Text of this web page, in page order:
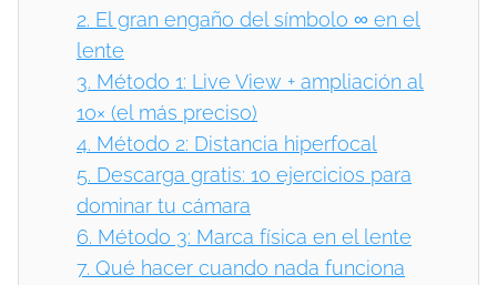
2. El gran engaño del símbolo ∞ en el
lente
3. Método 1: Live View + ampliación al
10× (el más preciso)
4. Método 2: Distancia hiperfocal
5. Descarga gratis: 10 ejercicios para
dominar tu cámara
6. Método 3: Marca física en el lente
7. Qué hacer cuando nada funciona